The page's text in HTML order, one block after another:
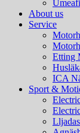
About us
Service
Etting
ICA
Sport &